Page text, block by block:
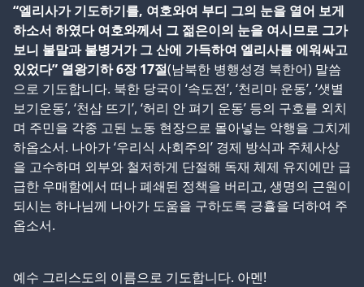
“엘리사가 기도하기를, 여호와여 부디 그의 눈을 열어 보게
하소서 하였다 여호와께서 그 젊은이의 눈을 여시므로 그가
보니 불말과 불병거가 그 산에 가득하여 엘리사를 에워싸고
있었다” 열왕기하 6장 17절(남북한 병행성경 북한어) 말씀
으로 기도합니다. 북한 당국이 ‘속도전’, ‘천리마 운동’, ‘샛별
보기운동’, ‘천삽 뜨기’, ‘허리 안 펴기 운동’ 등의 구호를 외치
며 주민을 각종 고된 노동 현장으로 몰아넣는 악행을 그치게
하옵소서. 나아가 ‘우리식 사회주의’ 경제 방식과 주체사상
을 고수하며 외부와 철저하게 단절해 독재 체제 유지에만 급
급한 우매함에서 떠나 폐쇄된 정책을 버리고, 생명의 근원이
되시는 하나님께 나아가 도움을 구하도록 긍휼을 더하여 주
옵소서.
예수 그리스도의 이름으로 기도합니다. 아멘!